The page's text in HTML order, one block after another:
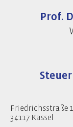
Prof.
Friedrichsstraße
34117 Kassel